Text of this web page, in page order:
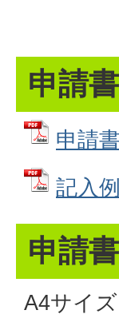
申請
申請
記入
申請
A4サイズ